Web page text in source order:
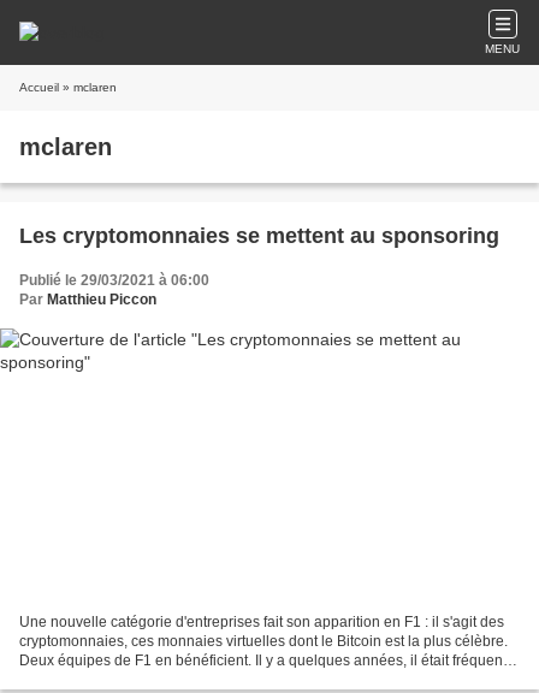
MENU
Accueil » mclaren
mclaren
Les cryptomonnaies se mettent au sponsoring
Publié le 29/03/2021 à 06:00
Par Matthieu Piccon
Une nouvelle catégorie d'entreprises fait son apparition en F1 : il s'agit des
cryptomonnaies, ces monnaies virtuelles dont le Bitcoin est la plus célèbre.
Deux équipes de F1 en bénéficient. Il y a quelques années, il était fréquent